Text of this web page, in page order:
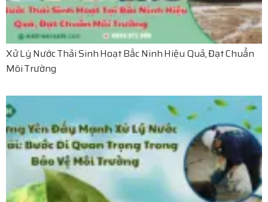
Xử Lý Nước Thải Sinh Hoạt Bắc Ninh Hiệu Quả, Đạt Chuẩn
Môi Trường